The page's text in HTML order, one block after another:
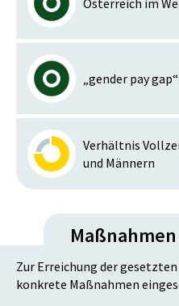
Österreich im
„gender pay gap“
Verhältnis
und Männern
Maßnahmen
Zur Erreichung der
konkrete Maßnahmen